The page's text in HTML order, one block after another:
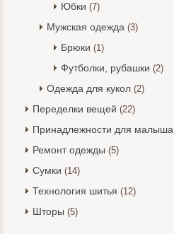
Юбки (7)
Мужская одежда (3)
Брюки (1)
Футболки, рубашки (2)
Одежда для кукол (2)
Переделки вещей (22)
Принадлежности для малыша
Ремонт одежды (5)
Сумки (14)
Технология шитья (12)
Шторы (5)